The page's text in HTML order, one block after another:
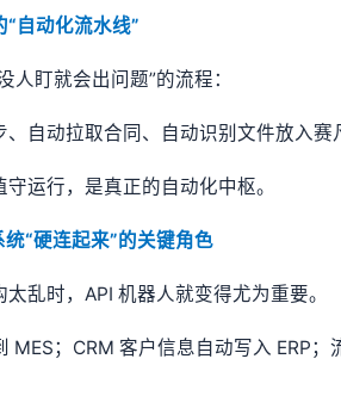
自动化流水线”
人盯就会出问题”的流程：
自动拉取合同、自动识别文件放入赛
运行，是真正的自动化中枢。
“硬连起来”的关键角色
乱时，API 机器人就变得尤为重要。
MES；CRM 客户信息自动写入 ERP